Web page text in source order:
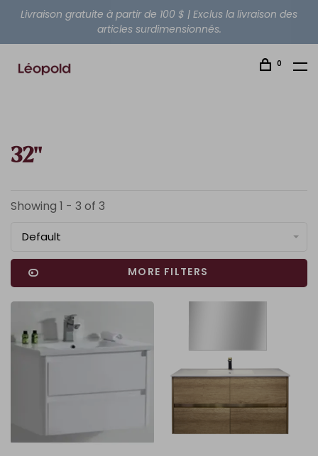
Livraison gratuite à partir de 100 $ | Exclus la livraison des
articles surdimensionnés.
0
32''
Showing 1 - 3 of 3
Default
MORE FILTERS